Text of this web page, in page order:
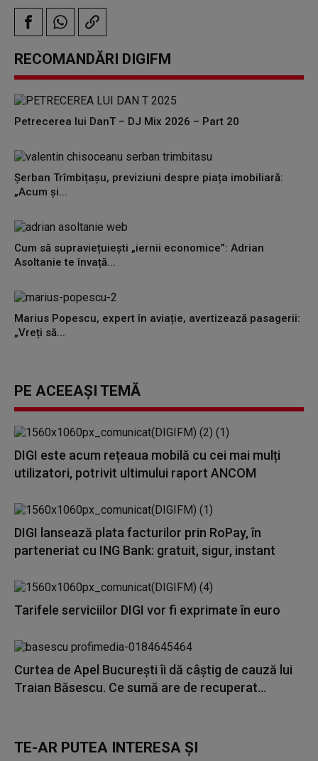
RECOMANDĂRI DIGIFM
Petrecerea lui DanT – DJ Mix 2026 – Part 20
Șerban Trîmbițașu, previziuni despre piața imobiliară:
„Acum și...
Cum să supraviețuiești „iernii economice”: Adrian
Asoltanie te învață...
Marius Popescu, expert în aviație, avertizează pasagerii:
„Vreți să...
PE ACEEAȘI TEMĂ
DIGI este acum rețeaua mobilă cu cei mai mulți
utilizatori, potrivit ultimului raport ANCOM
DIGI lansează plata facturilor prin RoPay, în
parteneriat cu ING Bank: gratuit, sigur, instant
Tarifele serviciilor DIGI vor fi exprimate în euro
Curtea de Apel București îi dă câștig de cauză lui
Traian Băsescu. Ce sumă are de recuperat...
TE-AR PUTEA INTERESA ȘI